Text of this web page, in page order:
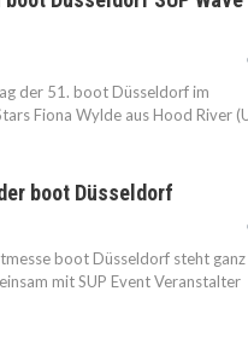
der 51. boot Düsseldorf im
Fiona Wylde aus Hood River
boot Düsseldorf
boot Düsseldorf steht ganz
mit SUP Event Veranstalter